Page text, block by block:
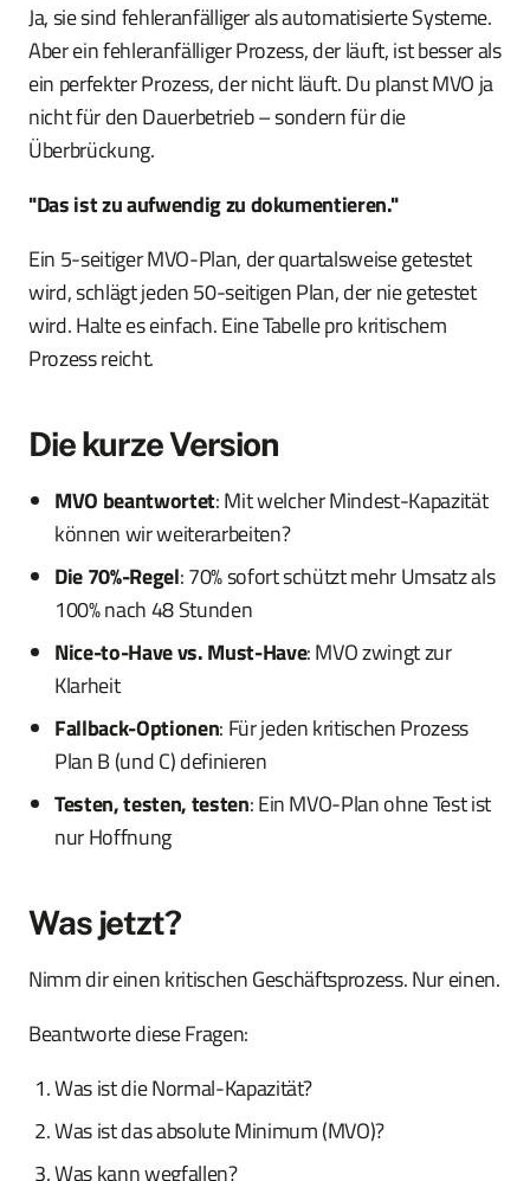
Ja, sie sind fehleranfälliger als automatisierte Systeme.
Aber ein fehleranfälliger Prozess, der läuft, ist besser als
ein perfekter Prozess, der nicht läuft. Du planst MVO ja
nicht für den Dauerbetrieb – sondern für die
Überbrückung.
"Das ist zu aufwendig zu dokumentieren."
Ein 5-seitiger MVO-Plan, der quartalsweise getestet
wird, schlägt jeden 50-seitigen Plan, der nie getestet
wird. Halte es einfach. Eine Tabelle pro kritischem
Prozess reicht.
Die kurze Version
MVO beantwortet: Mit welcher Mindest-Kapazität
können wir weiterarbeiten?
Die 70%-Regel: 70% sofort schützt mehr Umsatz als
100% nach 48 Stunden
Nice-to-Have vs. Must-Have: MVO zwingt zur
Klarheit
Fallback-Optionen: Für jeden kritischen Prozess
Plan B (und C) definieren
Testen, testen, testen: Ein MVO-Plan ohne Test ist
nur Hoffnung
Was jetzt?
Nimm dir einen kritischen Geschäftsprozess. Nur einen.
Beantworte diese Fragen:
Was ist die Normal-Kapazität?
Was ist das absolute Minimum (MVO)?
Was kann wegfallen?